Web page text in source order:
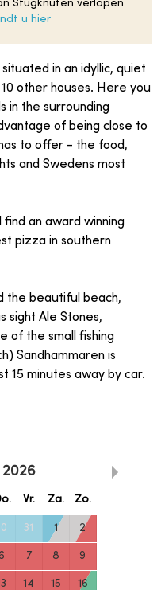
Stugknuten verlopen.
u hier
situated in an idyllic, quiet
other houses. Here you
in the surrounding
of being close to
to offer - the food,
and Swedens most
find an award winning
pizza in southern
the beautiful beach,
sight Ale Stones,
of the small fishing
Sandhammaren is
15 minutes away by car.
2026
Vr. Za. Zo.
31 1 2
7 8 9
14 15 16